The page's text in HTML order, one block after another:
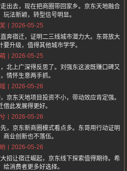
出去，现在把商圈带回家乡。京东天地融合
玩法新颖，转型信号明显。
2026-05-25
奔宿迁，证明二三线城市潜力大。东哥放大
升级，值得其他城市学学。
2026-05-25
北上广深得反思了。刘强东这波既赚口碑又
情怀生意两手抓。
2026-05-26
京东天地项目投资不小，带动效应肯定强。
借此发展得更好。
2026-05-26
，京东新商圈模式看点多。东哥用行动证明
商业创新也不落伍。
2026-05-26
招让宿迁崛起，京东线下探索值得期待。希
给消费者更多好选择。